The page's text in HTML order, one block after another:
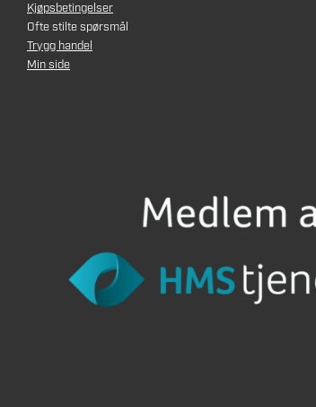
Kjøpsbetingelser
Ofte stilte spørsmål
Trygg handel
Min side